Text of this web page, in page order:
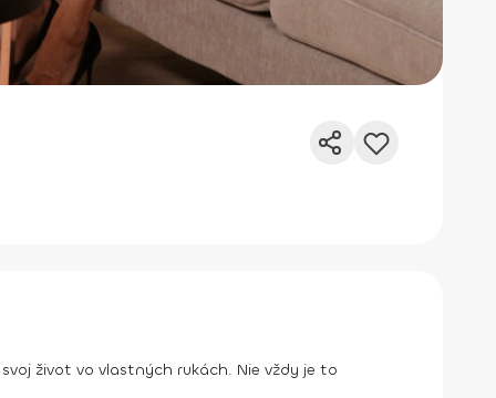
život vo vlastných rukách. Nie vždy je to